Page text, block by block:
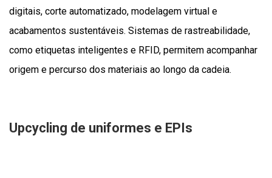
digitais, corte automatizado, modelagem virtual e
acabamentos sustentáveis. Sistemas de rastreabilidade,
como etiquetas inteligentes e RFID, permitem acompanhar
origem e percurso dos materiais ao longo da cadeia.
Upcycling de uniformes e EPIs